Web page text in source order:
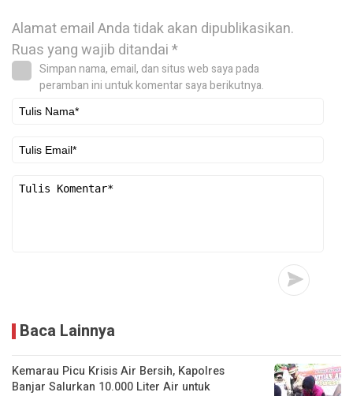
Alamat email Anda tidak akan dipublikasikan.
Ruas yang wajib ditandai*
Simpan nama, email, dan situs web saya pada
peramban ini untuk komentar saya berikutnya.
Baca Lainnya
Kemarau Picu Krisis Air Bersih, Kapolres
Banjar Salurkan 10.000 Liter Air untuk